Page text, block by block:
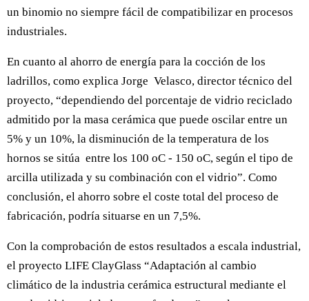
un binomio no siempre fácil de compatibilizar en procesos
industriales.
En cuanto al ahorro de energía para la cocción de los
ladrillos, como explica Jorge Velasco, director técnico del
proyecto, “dependiendo del porcentaje de vidrio reciclado
admitido por la masa cerámica que puede oscilar entre un
5% y un 10%, la disminución de la temperatura de los
hornos se sitúa entre los 100 oC - 150 oC, según el tipo de
arcilla utilizada y su combinación con el vidrio”. Como
conclusión, el ahorro sobre el coste total del proceso de
fabricación, podría situarse en un 7,5%.
Con la comprobación de estos resultados a escala industrial,
el proyecto LIFE ClayGlass “Adaptación al cambio
climático de la industria cerámica estructural mediante el